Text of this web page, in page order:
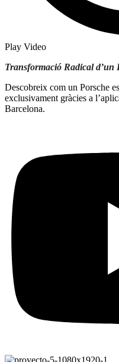
Play Video
Transformació Radical d’un
Descobreix com un Porsche
exclusivament gràcies a
Barcelona.